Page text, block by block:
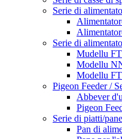
Serie di
Serie di
Mudellu
Modellu
Modellu
Pigeon Feeder /
Abbever
Pigeon
Serie di piatti/
Pan di